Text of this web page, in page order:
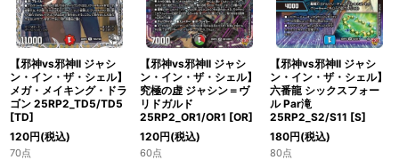
【邪神vs邪神II ジャシ
ン・イン・ザ・シェル】
メガ・メイキング・ドラ
ゴン 25RP2_TD5/TD5
[TD]
120円(税込)
70点
【邪神vs邪神II ジャシ
ン・イン・ザ・シェル】
究極の虚 ジャシン＝ヴ
リドガルド
25RP2_OR1/OR1 [OR]
120円(税込)
60点
【邪神vs邪神II ジャシ
ン・イン・ザ・シェル】
六番龍 シックスフォー
ル Par滝
25RP2_S2/S11 [S]
180円(税込)
80点